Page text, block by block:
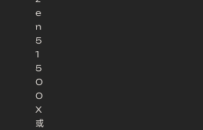
e
n
5
1
5
0
0
X
或